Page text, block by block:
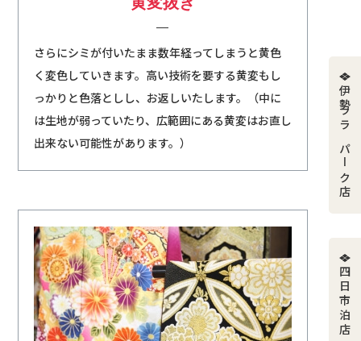
伊勢ララパーク店
四日市泊店
さらにシミが付いたまま数年経ってしまうと黄色
く変色していきます。高い技術を要する黄変もし
っかりと色落としし、お返しいたします。（中に
は生地が弱っていたり、広範囲にある黄変はお直し
出来ない可能性があります。）